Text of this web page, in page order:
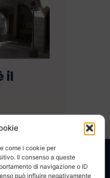
come i cookie per
Il consenso a queste
di navigazione o ID
può influire negativamente
il
COOKIE POLICY PRIVACY